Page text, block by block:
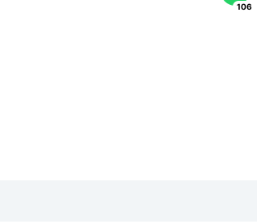
106